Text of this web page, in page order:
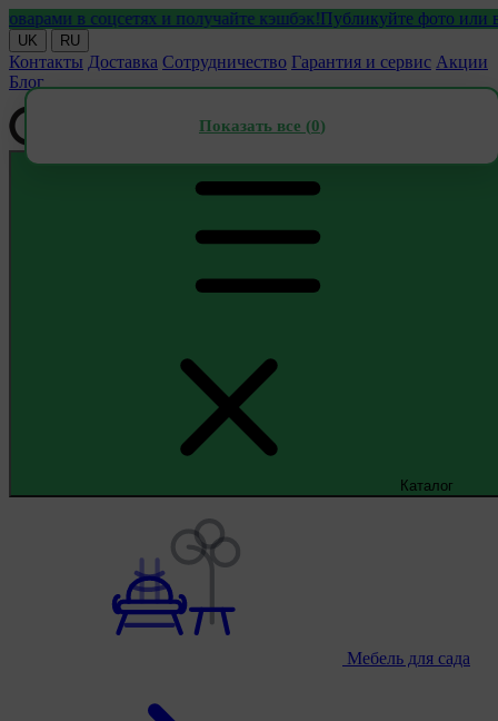
в соцсетях и получайте кэшбэк!Публикуйте фото или
UK RU
Контакты Доставка Сотрудничество Гарантия и сервис Акции
Блог
Каталог
Мебель для сада
Показать все (0)